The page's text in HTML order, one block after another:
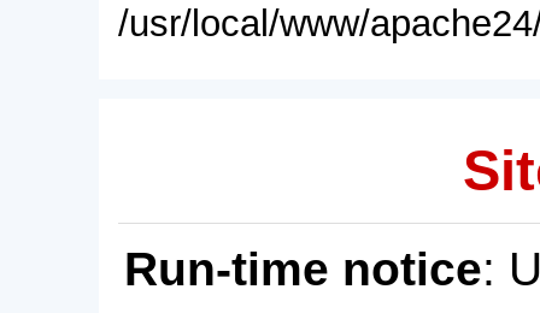
/usr/local/www/
Run-time notice: